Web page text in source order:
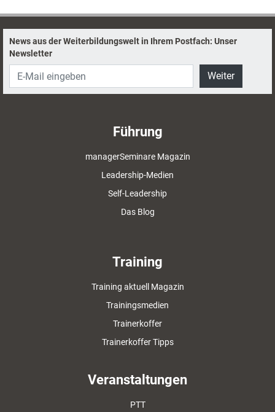
News aus der Weiterbildungswelt in Ihrem Postfach: Unser
Newsletter
Weiter
Führung
managerSeminare Magazin
Leadership-Medien
Self-Leadership
Das Blog
Training
Training aktuell Magazin
Trainingsmedien
Trainerkoffer
Trainerkoffer Tipps
Veranstaltungen
PTT